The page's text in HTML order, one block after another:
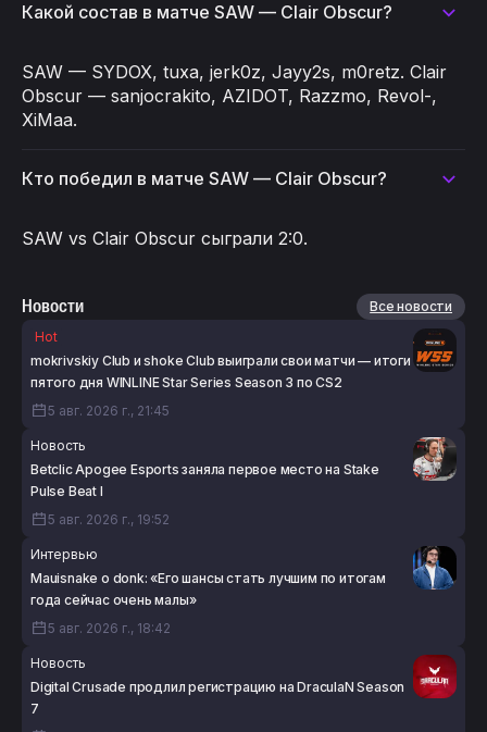
Какой состав в матче SAW — Clair Obscur?
SAW — SYDOX, tuxa, jerk0z, Jayy2s, m0retz. Clair
Obscur — sanjocrakito, AZIDOT, Razzmo, Revol-,
XiMaa.
Кто победил в матче SAW — Clair Obscur?
SAW vs Clair Obscur сыграли 2:0.
Новости
Все новости
Hot
mokrivskiy Club и shoke Club выиграли свои матчи — итоги
пятого дня WINLINE Star Series Season 3 по CS2
5 авг. 2026 г., 21:45
Новость
Betclic Apogee Esports заняла первое место на Stake
Pulse Beat I
5 авг. 2026 г., 19:52
Интервью
Mauisnake о donk: «Его шансы стать лучшим по итогам
года сейчас очень малы»
5 авг. 2026 г., 18:42
Новость
Digital Crusade продлил регистрацию на DraculaN Season
7